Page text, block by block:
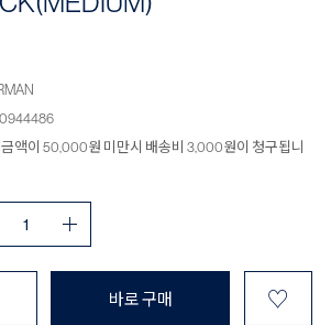
액이 50,000원 미만시 배송비 3,000원이 청구됩니
바로 구매 ♡